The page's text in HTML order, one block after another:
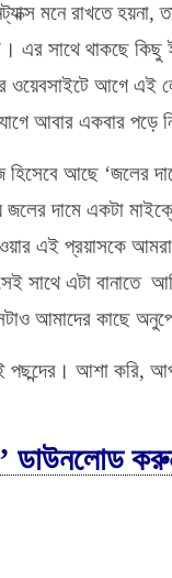
মনে রাখতে হয়না,
এর সাথে থাকছে কিছু
ওয়েবসাইটে আগে এই
আবার একবার পড়ে
আছে ‘জলের
দামে একটা
এই প্রয়াসকে
সাথে এটা বানাতে
আমাদের কাছে
পছন্দের। আশা করি,
ডাউনলোড